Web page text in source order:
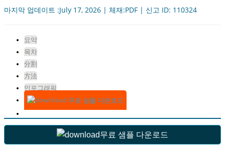
마지막 업데이트 :July 17, 2026 | 체재:PDF | 신고 ID: 110324
요약
목차
分割
方法
인포그래픽
무료 샘플 다운로드
무료 샘플 다운로드